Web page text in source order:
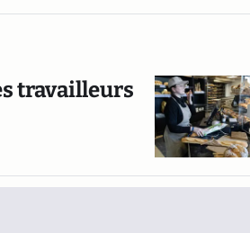
travailleurs